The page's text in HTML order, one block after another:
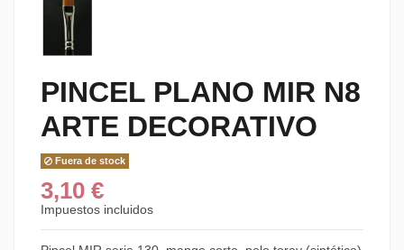
PINCEL PLANO MIR N8
ARTE DECORATIVO
Fuera de stock
3,10 €
Impuestos incluidos